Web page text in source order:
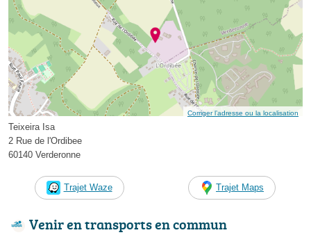
Corriger l’adresse ou la localisation
Teixeira Isa
2 Rue de l'Ordibee
60140 Verderonne
Trajet Waze Trajet Maps
Venir en transports en commun